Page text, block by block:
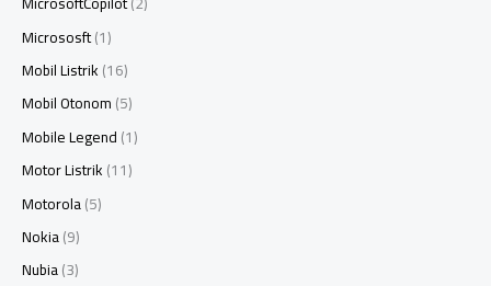
Micrososft(1)
Mobil Listrik(16)
Mobil Otonom(5)
Mobile Legend(1)
Motor Listrik(11)
Motorola(5)
Nokia(9)
Nubia(3)